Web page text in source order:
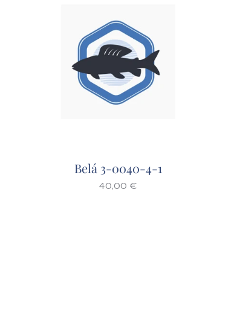
Belá 3-0040-4-1
40,00 €